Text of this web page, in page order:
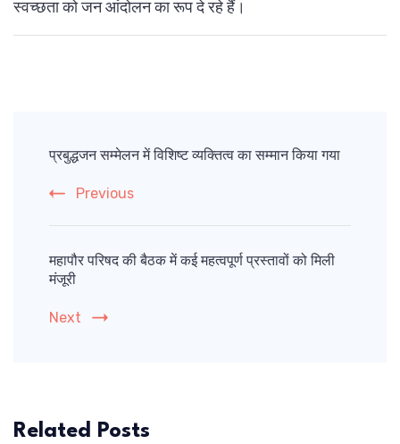
स्वच्छता को जन आंदोलन का रूप दे रहे हैं।
Navigation
प्रबुद्धजन सम्मेलन में विशिष्ट व्यक्तित्व का सम्मान किया गया
Previous
महापौर परिषद की बैठक में कई महत्वपूर्ण प्रस्तावों को मिली
मंजूरी
Next
Related Posts